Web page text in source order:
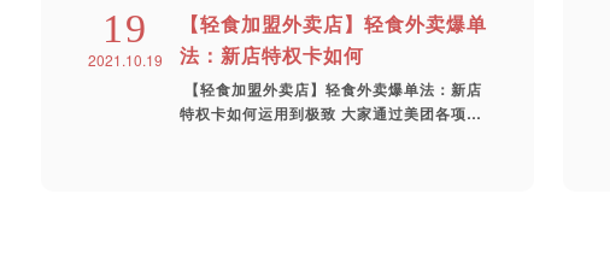
19
2021.10.19
【轻食加盟外卖店】轻食外卖爆单
法：新店特权卡如何
【轻食加盟外卖店】轻食外卖爆单法：新店
特权卡如何运用到极致 大家通过美团各项审